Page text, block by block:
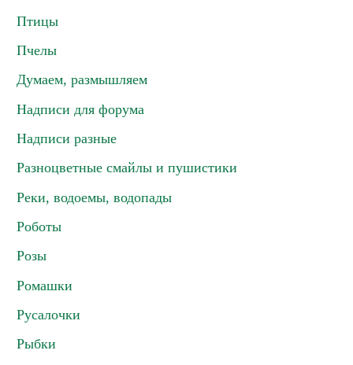
Птицы
Пчелы
Думаем, размышляем
Надписи для форума
Надписи разные
Разноцветные смайлы и пушистики
Реки, водоемы, водопады
Роботы
Розы
Ромашки
Русалочки
Рыбки